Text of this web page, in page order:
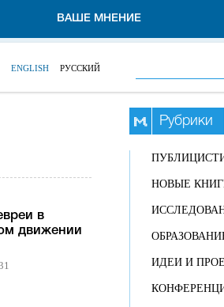
ВАШЕ МНЕНИЕ
ENGLISH РУССКИЙ
в
движении
Рубрики
НОВЫЕ
ИДЕИ И